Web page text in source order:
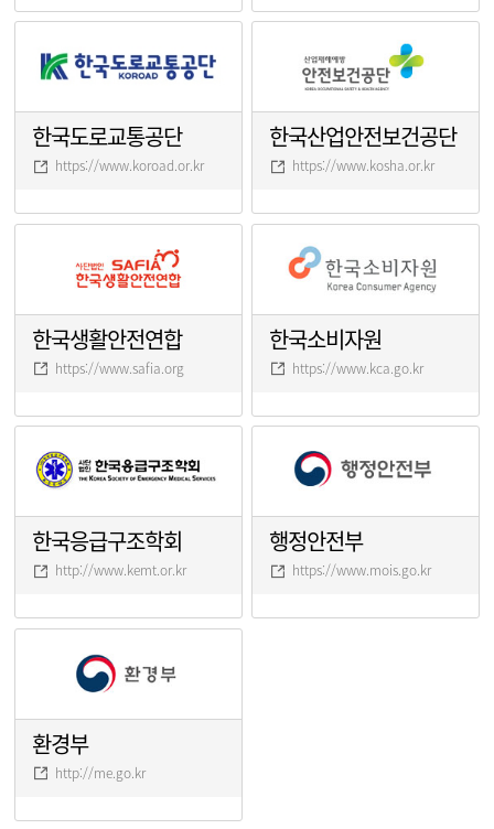
한국도로교통공단
https://www.koroad.or.kr
한국산업안전보건공단
https://www.kosha.or.kr
한국생활안전연합
https://www.safia.org
한국소비자원
https://www.kca.go.kr
한국응급구조학회
http://www.kemt.or.kr
행정안전부
https://www.mois.go.kr
환경부
http://me.go.kr